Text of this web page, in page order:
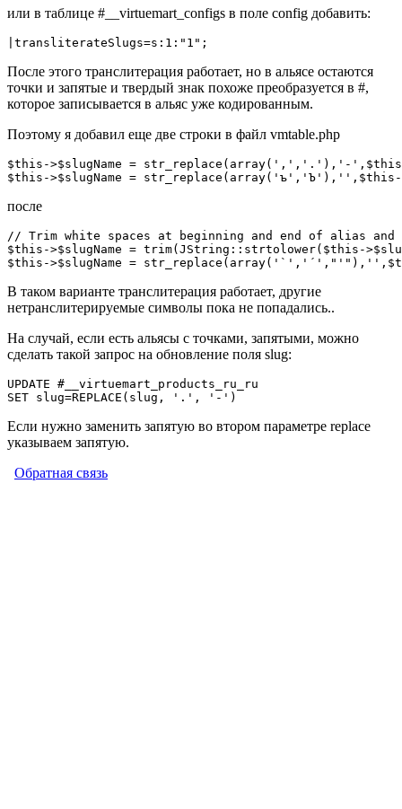
или в таблице #__virtuemart_configs в поле config добавить:
|transliterateSlugs=s:1:"1";
После этого транслитерация работает, но в альясе остаются
точки и запятые и твердый знак похоже преобразуется в #,
которое записывается в альяс уже кодированным.
Поэтому я добавил еще две строки в файл vmtable.php
$this->$slugName = str_replace(array(',','.'),'-',$this-
$this->$slugName = str_replace(array('ъ','Ъ'),'',$this-
после
// Trim white spaces at beginning and end of alias and
$this->$slugName = trim(JString::strtolower($this-
$this->$slugName =
В таком варианте транслитерация работает, другие
нетранслитерируемые символы пока не попадались..
На случай, если есть альясы с точками, запятыми, можно
сделать такой запрос на обновление поля slug:
UPDATE #__virtuemart_products_ru_ru
Если нужно заменить запятую во втором параметре replace
указываем запятую.
Обратная связь